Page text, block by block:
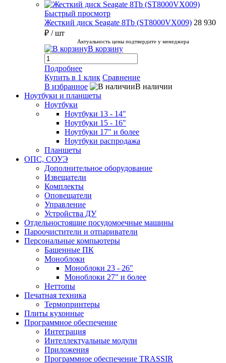
Быстрый просмотр
Жесткий диск Seagate 8Tb (ST8000VX009) 28 930
₽ / шт
Актуальность цены подтвердите у менеджера
В корзину
Подробнее
Купить в 1 клик Сравнение
В избранное
В наличии
Ноутбуки и планшеты
Ноутбуки
Ноутбуки 13 - 14"
Ноутбуки 15 - 16"
Ноутбуки 17" и более
Ноутбуки распродажа
Планшеты
ОПС, СОУЭ
Дополнительное оборудование
Извещатели
Комплекты
Оповещатели
Управление
Устройства ДУ
Отдельностоящие посудомоечные машины
Пароочистители и отпариватели
Персональные компьютеры
Башенные ПК
Моноблоки
Моноблоки 23 - 26"
Моноблоки 27" и более
Неттопы
Печатная техника
Термопринтеры
Плиты кухонные
Программное обеспечение
Интеграция
Интеллектуальные модули
Приложения
Программное обеспечение TRASSIR